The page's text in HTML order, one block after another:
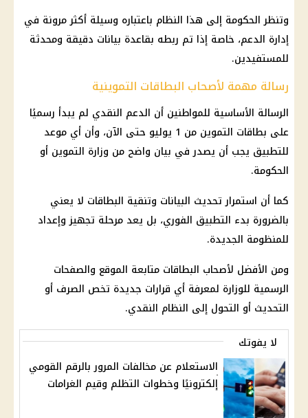
وتنظر الحكومة إلى هذا النظام باعتباره وسيلة أكثر مرونة في
إدارة الدعم، خاصة إذا تم ربطه بقاعدة بيانات دقيقة ومحدثة
للمستفيدين.
رسالة مهمة لأصحاب البطاقات التموينية
الرسالة الأساسية للمواطنين أن الدعم النقدي لم يبدأ رسميًا
على بطاقات التموين
من 1 يوليو حتى الآن، وأن أي موعد
للتطبيق يجب أن يصدر في بيان واضح من وزارة التموين أو
الحكومة.
كما أن استمرار تحديث البيانات وتنقية البطاقات لا يعني
بالضرورة بدء التطبيق الفوري، بل يعد مرحلة تجهيز وإعداد
للمنظومة الجديدة.
ومن الأفضل لأصحاب البطاقات متابعة الموقع والصفحات
الرسمية للوزارة لمعرفة أي قرارات جديدة تخص الصرف أو
التحديث أو التحول إلى النظام النقدي.
لا يفوتك
الاستعلام عن مخالفات المرور بالرقم القومي
إلكترونيًا وخطوات التظلم وقيم الغرامات